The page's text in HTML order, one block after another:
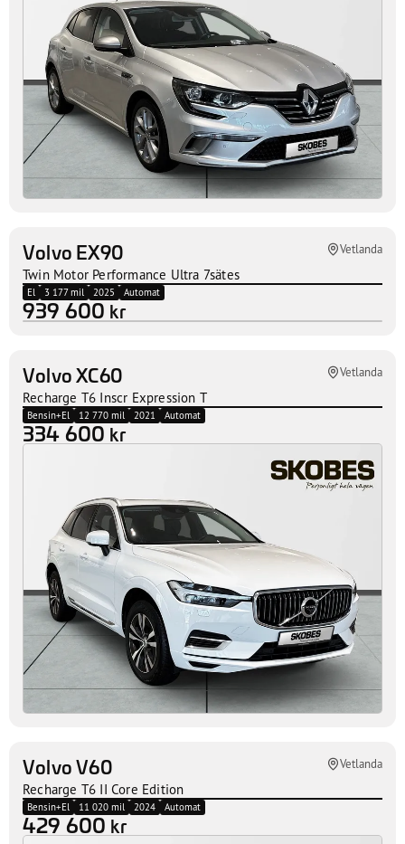
Volvo EX90
Twin Motor Performance Ultra 7sätes
Vetlanda
El 3 177 mil 2025 Automat
939 600 kr
Volvo XC60
Recharge T6 Inscr Expression T
Vetlanda
2021 Automat
334 600